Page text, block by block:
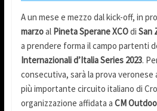
A un mese e mezzo dal kick-off, in
marzoal Pineta Sperane XCOdi San
a prendere forma il campo partenti
Internazionali d’Italia Series 2023.
consecutiva, sarà la prova veronese
più importante circuito italiano di
organizzazione affidata a CM